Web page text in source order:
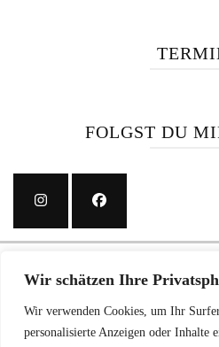
Wir schätzen Ihre
Wir verwenden Cookies, um Ihr
personalisierte Anzeigen oder Inhalte
FOLGST DU
Auf Grund der Datenschutz-
unserer Datenschutz-Vereinbarung